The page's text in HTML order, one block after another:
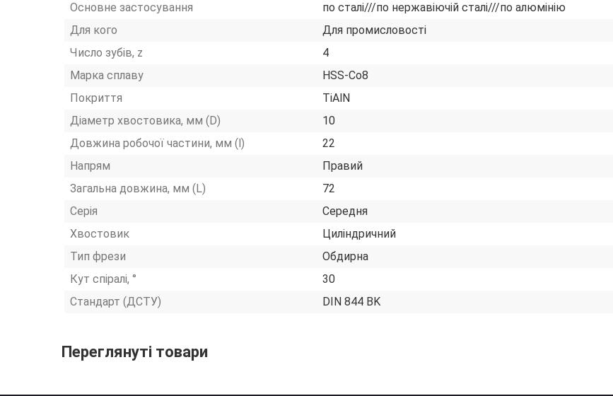
Основне застосування
по сталі///по нержавіючій сталі///по алюмінію
Для кого
Для промисловості
Число зубів, z
4
Марка сплаву
HSS-Co8
Покриття
TiAlN
Діаметр хвостовика, мм (D)
10
Довжина робочої частини, мм (l)
22
Напрям
Правий
Загальна довжина, мм (L)
72
Серія
Середня
Хвостовик
Циліндричний
Тип фрези
Обдирна
Кут спіралі, °
30
Стандарт (ДСТУ)
DIN 844 BK
Переглянуті товари